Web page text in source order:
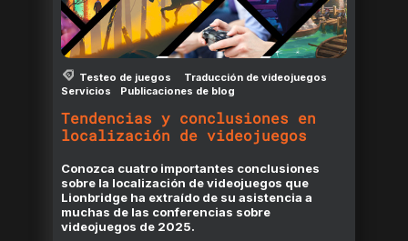
Testeo de juegos
Traducción de videojuegos
Servicios
Publicaciones de blog
Tendencias y conclusiones en
localización de videojuegos
Conozca cuatro importantes conclusiones
sobre la localización de videojuegos que
Lionbridge ha extraído de su asistencia a
muchas de las conferencias sobre
videojuegos de 2025.